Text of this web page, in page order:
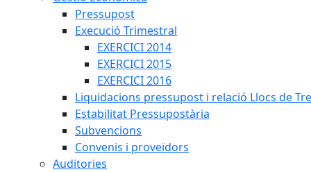
Pressupost
Execució Trimestral
EXERCICI 2014
EXERCICI 2015
EXERCICI 2016
Liquidacions pressupost i relació Llocs de
Estabilitat Pressupostària
Subvencions
Convenis i proveïdors
Auditories